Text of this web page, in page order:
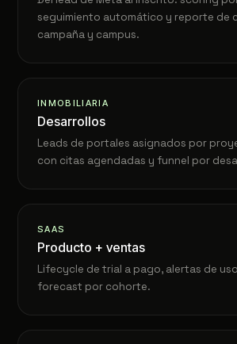
seguimiento automático y reporte de
campaña y campus.
INMOBILIARIA
Desarrollos
Leads de portales asignados por
con citas agendadas y funnel por
SAAS
Producto + ventas
Lifecycle de trial a pago, alertas de
forecast por cohorte.